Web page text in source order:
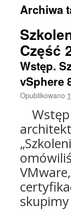
Archiwa
Część
Wstęp.
vSphere
Opublikowano